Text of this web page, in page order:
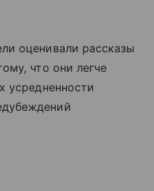
оценивали рассказы
что они легче
усредненности